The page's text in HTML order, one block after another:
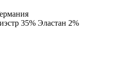
35% Эластан 2%